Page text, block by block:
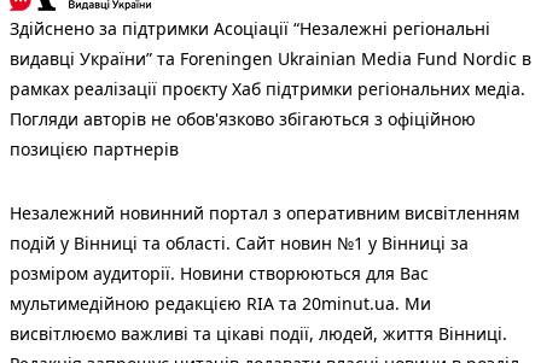
Здійснено за підтримки Асоціації “Незалежні регіональні
видавці України” та Foreningen Ukrainian Media Fund Nordic в
рамках реалізації проєкту Хаб підтримки регіональних медіа.
Погляди авторів не обов'язково збігаються з офіційною
позицією партнерів
Незалежний новинний портал з оперативним висвітленням
подій у Вінниці та області. Сайт новин №1 у Вінниці за
розміром аудиторії. Новини створюються для Вас
мультимедійною редакцією RIA та 20minut.ua. Ми
висвітлюємо важливі та цікаві події, людей, життя Вінниці.